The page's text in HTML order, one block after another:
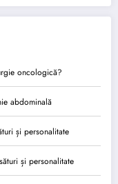
oncologică?
abdominală
și personalitate
și personalitate